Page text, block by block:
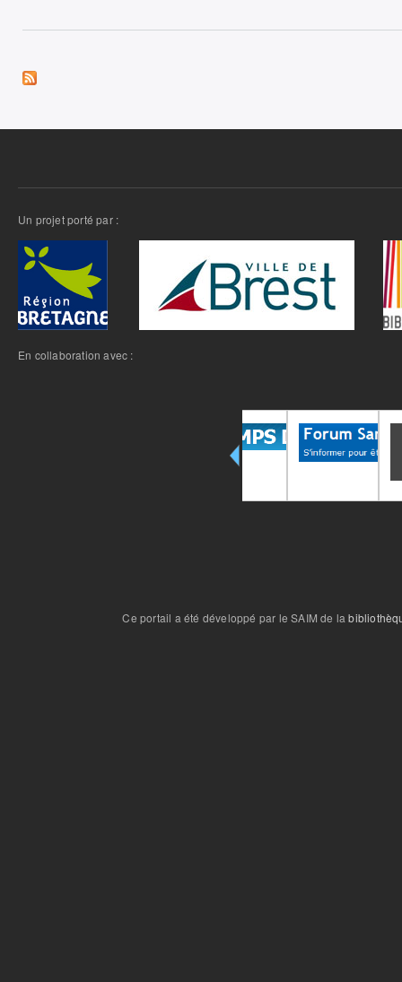
Un projet porté par :
En collaboration avec :
Ce portail a été développé par le SAIM de la